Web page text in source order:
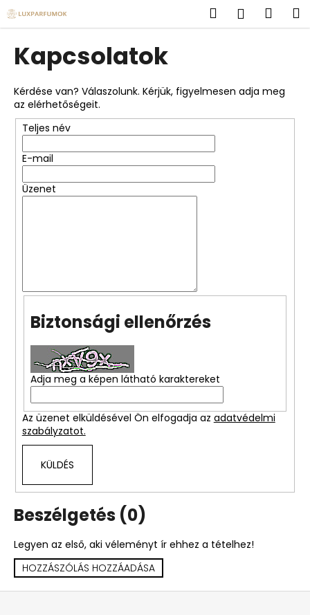
Ugrás
fő
tartalomhoz
Keresés
Kapcsolatok
Kérdése van? Válaszolunk. Kérjük, figyelmesen adja meg
az elérhetőségeit.
Teljes név
E-mail
Üzenet
Biztonsági ellenőrzés
Adja meg a képen látható karaktereket
Az üzenet elküldésével Ön elfogadja az adatvédelmi
szabályzatot.
KÜLDÉS
Beszélgetés (0)
Legyen az első, aki véleményt ír ehhez a tételhez!
HOZZÁSZÓLÁS HOZZÁADÁSA
K
o
i
t
k
e
e
s
KERESÉS
u
LUX
PARFUM
509
SI
INTENSE
IHLETTE
INSPIRÁLT
ILLAT
L